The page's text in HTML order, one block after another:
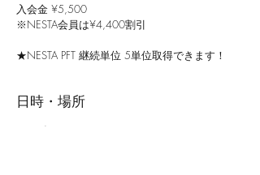
入会金 ¥5,500
※NESTA会員は¥4,400割引
★NESTA PFT 継続単位 5単位取得できます！
日時・場所
2024年10月12日 10:00